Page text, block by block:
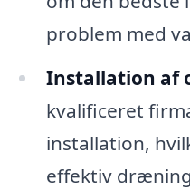
problem med
Installation af
kvalificeret
installation,
effektiv